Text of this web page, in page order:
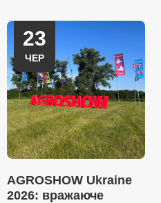
23
ЧЕР
AGROSHOW Ukraine
2026: вражаюче